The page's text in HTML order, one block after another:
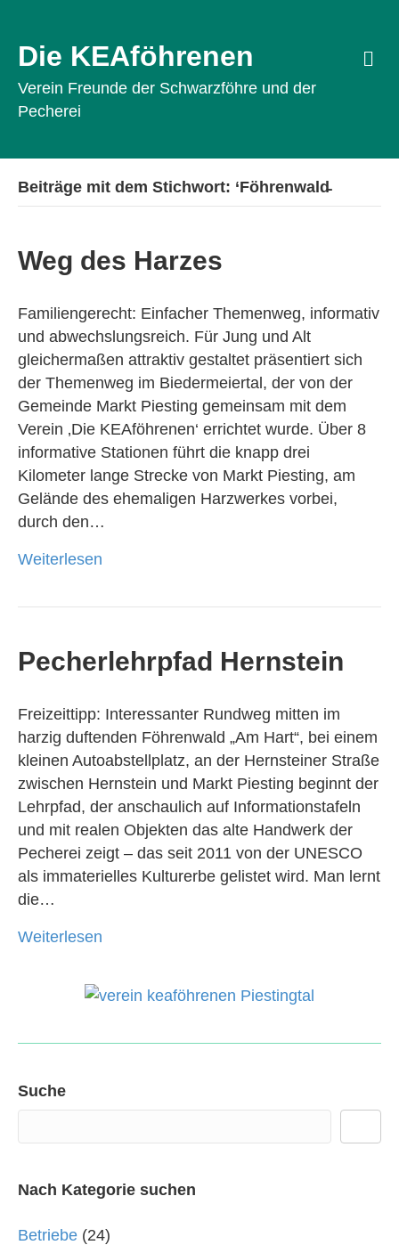
Die KEAföhrenen
Verein Freunde der Schwarzföhre und der
Pecherei
Beiträge mit dem Stichwort: ‘Föhrenwald̵
Weg des Harzes
Familiengerecht: Einfacher Themenweg, informativ
und abwechslungsreich. Für Jung und Alt
gleichermaßen attraktiv gestaltet präsentiert sich
der Themenweg im Biedermeiertal, der von der
Gemeinde Markt Piesting gemeinsam mit dem
Verein ‚Die KEAföhrenen‘ errichtet wurde. Über 8
informative Stationen führt die knapp drei
Kilometer lange Strecke von Markt Piesting, am
Gelände des ehemaligen Harzwerkes vorbei,
durch den…
Weiterlesen
Pecherlehrpfad Hernstein
Freizeittipp: Interessanter Rundweg mitten im
harzig duftenden Föhrenwald „Am Hart“, bei einem
kleinen Autoabstellplatz, an der Hernsteiner Straße
zwischen Hernstein und Markt Piesting beginnt der
Lehrpfad, der anschaulich auf Informationstafeln
und mit realen Objekten das alte Handwerk der
Pecherei zeigt – das seit 2011 von der UNESCO
als immaterielles Kulturerbe gelistet wird. Man lernt
die…
Weiterlesen
Suche
Nach Kategorie suchen
Betriebe (24)